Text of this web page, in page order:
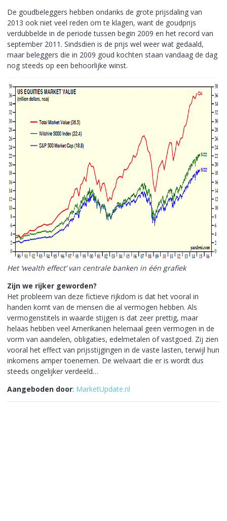
De goudbeleggers hebben ondanks de grote prijsdaling van
2013 ook niet veel reden om te klagen, want de goudprijs
verdubbelde in de periode tussen begin 2009 en het record van
september 2011. Sindsdien is de prijs wel weer wat gedaald,
maar beleggers die in 2009 goud kochten staan vandaag de dag
nog steeds op een behoorlijke winst.
Het ‘wealth effect’ van centrale banken in één grafiek
Zijn we rijker geworden?
Het probleem van deze fictieve rijkdom is dat het vooral in
handen komt van de mensen die al vermogen hebben. Als
vermogenstitels in waarde stijgen is dat zeer prettig, maar
helaas hebben veel Amerikanen helemaal geen vermogen in de
vorm van aandelen, obligaties, edelmetalen of vastgoed. Zij zien
vooral het effect van prijsstijgingen in de vaste lasten, terwijl hun
inkomens amper toenemen. De welvaart die er is wordt dus
steeds ongelijker verdeeld…
Aangeboden door: MarketUpdate.nl